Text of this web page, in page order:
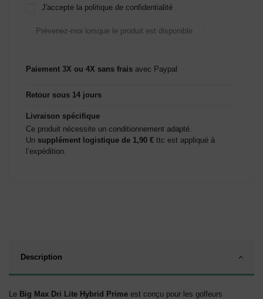
J'accepte la politique de confidentialité
Paiement 3X ou 4X sans frais avec Paypal
Retour sous 14 jours
Livraison spécifique
Ce produit nécessite un conditionnement adapté.
Un supplément logistique de 1,90 € ttc est appliqué à
l’expédition.
Description
Le Big Max Dri Lite Hybrid Prime est conçu pour les golfeurs